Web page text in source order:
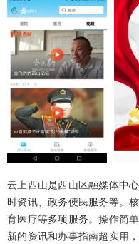
云上西山是西山区融媒体中
时资讯、政务便民服务等。
育医疗等多项服务。操作简
新的资讯和办事指南超实用